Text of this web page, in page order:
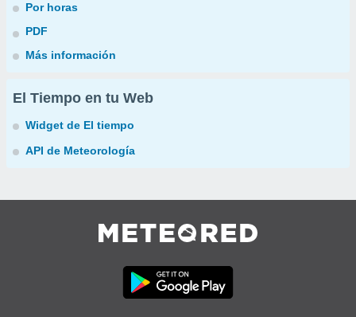
Por horas
PDF
Más información
El Tiempo en tu Web
Widget de El tiempo
API de Meteorología